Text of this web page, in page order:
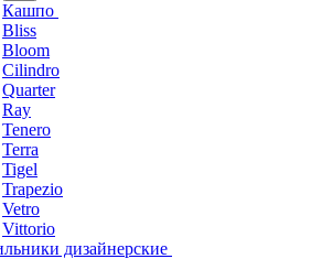
Кашпо
Bliss
Bloom
Cilindro
Quarter
Ray
Tenero
Terra
Tigel
Trapezio
Vetro
Vittorio
дизайнерские